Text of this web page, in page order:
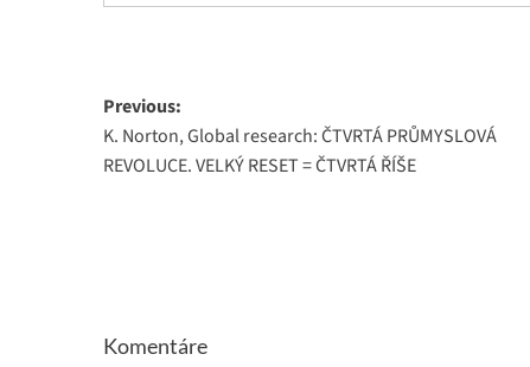
Post
navigation
Previous:
K. Norton, Global research: ČTVRTÁ PRŮMYSLOVÁ
REVOLUCE. VELKÝ RESET = ČTVRTÁ ŘÍŠE
Komentáre